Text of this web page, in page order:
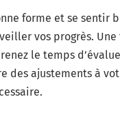
forme et se sentir
vos progrès. Une
le temps
des ajustements à